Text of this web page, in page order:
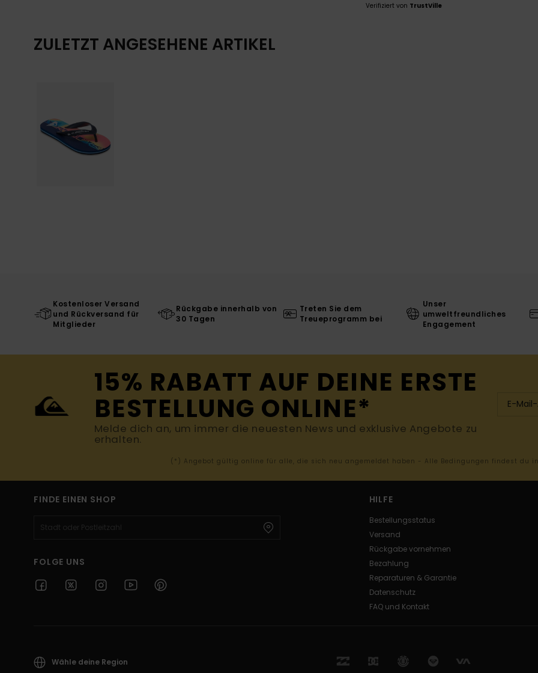
Verifiziert von TrustVille
ZULETZT ANGESEHENE ARTIKEL
Kostenloser Versand
und Rückversand für
Mitglieder
Rückgabe innerhalb von
30 Tagen
Treten Sie dem
Treueprogramm bei
Unser
umweltfreundliches
Engagement
15% RABATT AUF DEINE ERSTE
BESTELLUNG ONLINE*
Melde dich an, um immer die neuesten News und exklusive Angebote zu
erhalten.
(*) Angebot gültig online für alle, die sich neu angemeldet haben - Alle Bedingungen findest du
FINDE EINEN SHOP
FOLGE UNS
HILFE
Bestellungsstatus
Versand
Rückgabe vornehmen
Bezahlung
Reparaturen & Garantie
Datenschutz
FAQ und Kontakt
Wähle deine Region